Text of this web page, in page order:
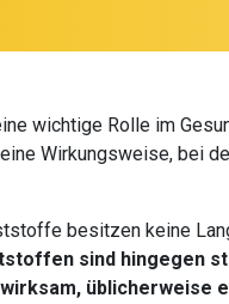
wichtige Rolle im
Wirkungsweise, bei
besitzen keine
sind hingegen
üblicherweise